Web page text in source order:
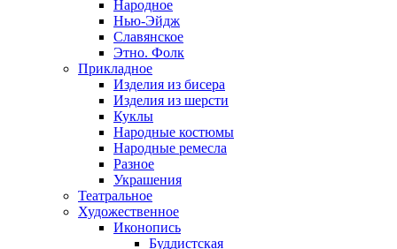
Народное
Нью-Эйдж
Славянское
Этно. Фолк
Прикладное
Изделия из бисера
Изделия из шерсти
Куклы
Народные костюмы
Народные ремесла
Разное
Украшения
Театральное
Художественное
Иконопись
Буддистская